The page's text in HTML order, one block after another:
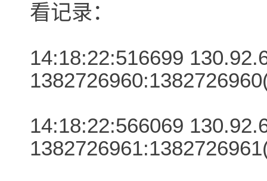
看记录：
14:18:22:516699
14:18:22:566069